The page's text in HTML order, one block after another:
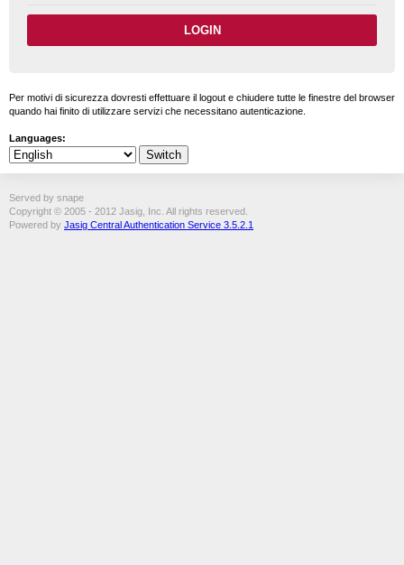
Per motivi di sicurezza dovresti effettuare il logout e chiudere tutte le finestre del browser
quando hai finito di utilizzare servizi che necessitano autenticazione.
Languages:
Served by snape
Copyright © 2005 - 2012 Jasig, Inc. All rights reserved.
Powered by Jasig Central Authentication Service 3.5.2.1